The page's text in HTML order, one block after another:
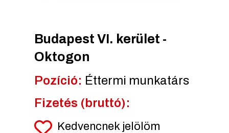
Budapest VI. kerület -
Oktogon
Pozíció: Éttermi munkatárs
Fizetés (bruttó):
Kedvencnek jelölöm